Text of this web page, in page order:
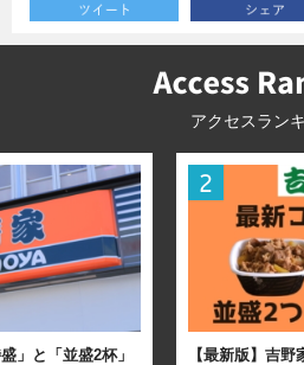
アクセスラン
」と「並盛2杯」
【最新版】吉